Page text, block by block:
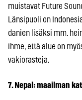
muistavat Future
Länsipuoli on
danien lisäksi mm.
ihme, että alue on
vakiorasteja.
7. Nepal: maailman